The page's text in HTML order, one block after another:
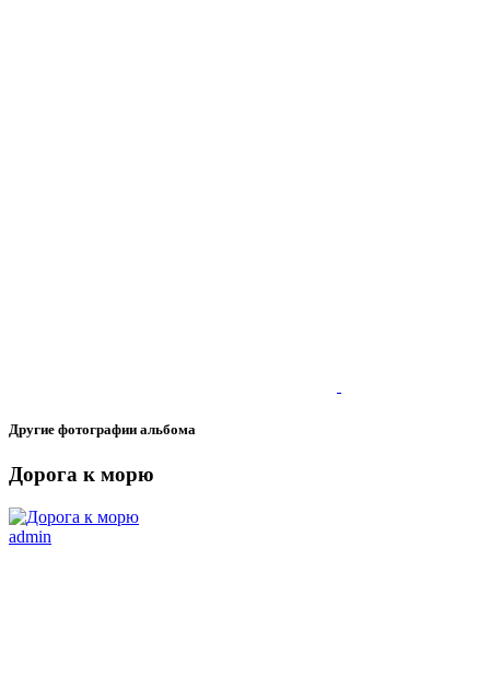
Другие фотографии альбома
Дорога к морю
admin